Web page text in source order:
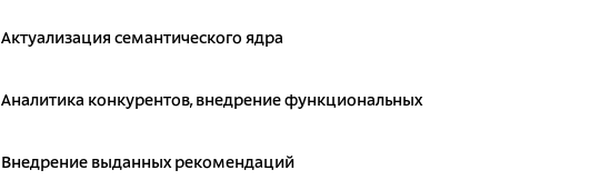
Актуализация семантического ядра
Аналитика конкурентов, внедрение функциональных
Внедрение выданных рекомендаций